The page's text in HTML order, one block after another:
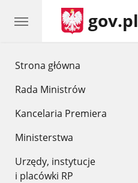
Strona główna
Rada Ministrów
Kancelaria Premiera
Ministerstwa
Urzędy, instytucje
i placówki RP
gov.pl